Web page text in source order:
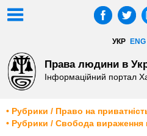
УКР ENG
Права людини в
Інформаційний портал
• Рубрики / Право на
• Рубрики / Свобода вираження